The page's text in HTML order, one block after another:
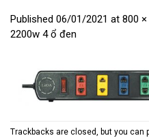
Published 06/01/2021 at 800
2200w 4 ổ đen
Trackbacks are closed, but you can